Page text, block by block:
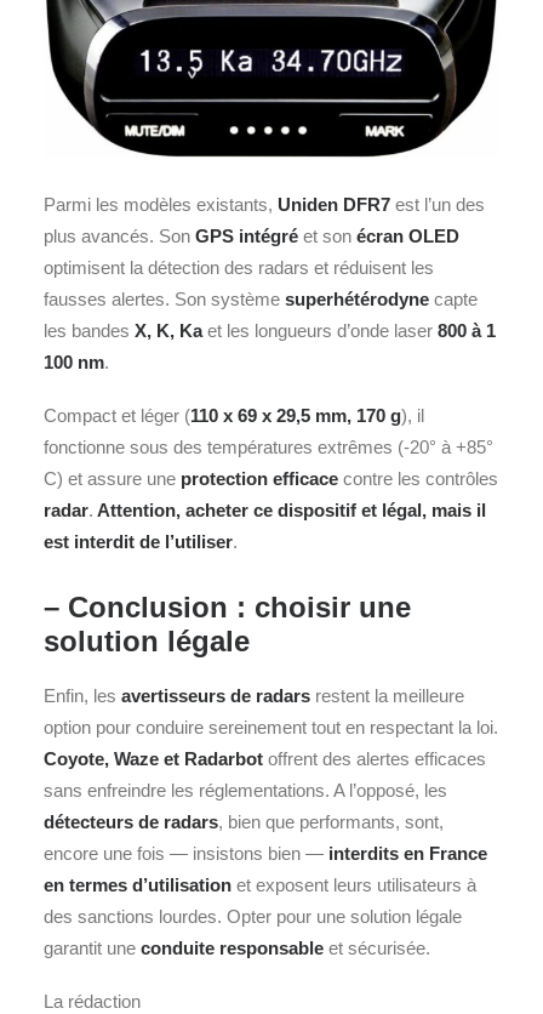
Parmi les modèles existants, Uniden DFR7 est l’un des
plus avancés. Son GPS intégré et son écran OLED
optimisent la détection des radars et réduisent les
fausses alertes. Son système superhétérodyne capte
les bandes X, K, Kaet les longueurs d’onde laser 800 à 1
100 nm.
Compact et léger (110 x 69 x 29,5 mm, 170 g), il
fonctionne sous des températures extrêmes (-20° à +85°
C) et assure une protection efficace contre les contrôles
radar. Attention, acheter ce dispositif et légal, mais il
est interdit de l’utiliser.
– Conclusion : choisir une
solution légale
Enfin, les avertisseurs de radars restent la meilleure
option pour conduire sereinement tout en respectant la loi.
Coyote, Waze et Radarbot offrent des alertes efficaces
sans enfreindre les réglementations. A l’opposé, les
détecteurs de radars, bien que performants, sont,
encore une fois — insistons bien — interdits en France
en termes d’utilisation et exposent leurs utilisateurs à
des sanctions lourdes. Opter pour une solution légale
garantit une conduite responsable et sécurisée.
La rédaction